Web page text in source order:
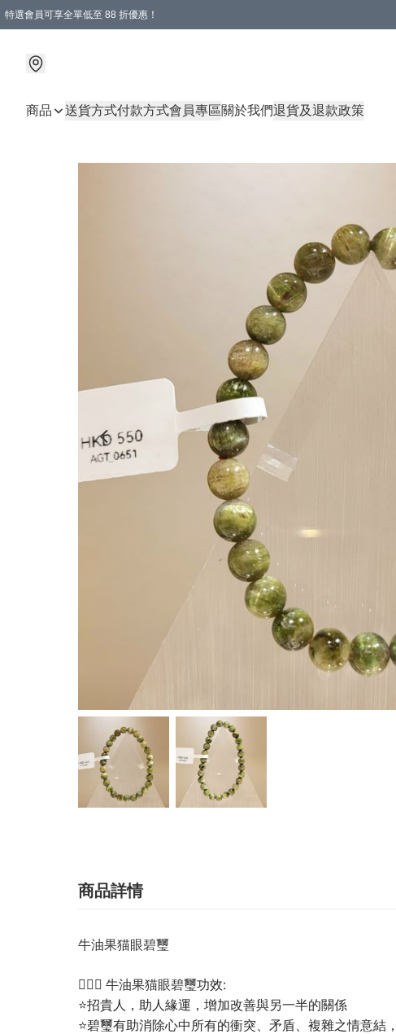
特選會員可享全單低至 88 折優惠！
商品 送貨方式付款方式會員專區關於我們退貨及退款政策
商品詳情
牛油果猫眼碧璽
💁🏼‍♀️ 牛油果猫眼碧璽功效:
⭐招貴人，助人緣運，增加改善與另一半的關係
⭐碧璽有助消除心中所有的衝突、矛盾、複雜之情意結